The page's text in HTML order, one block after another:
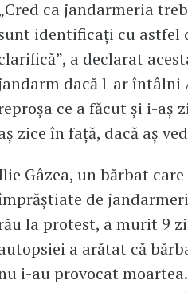
ca jandarmeria
identificați cu astfel
a declarat
dacă l-ar întâlni
ce a făcut și i-aș
zice în față, dacă aș
Gâzea, un bărbat
de
la protest, a murit 9
a arătat că
i-au provocat moartea.